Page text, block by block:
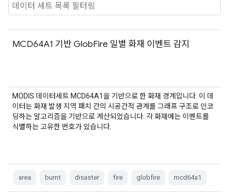
MCD64A1 기반 GlobFire 일별 화재 이벤트 감지
MODIS 데이터세트 MCD64A1을 기반으로 한 화재 경계입니다. 이 데
이터는 화재 발생 지역 패치 간의 시공간적 관계를 그래프 구조로 인코
딩하는 알고리즘을 기반으로 계산되었습니다. 각 화재에는 이벤트를
식별하는 고유한 번호가 있습니다.
area burnt disaster fire globfire mcd64a1